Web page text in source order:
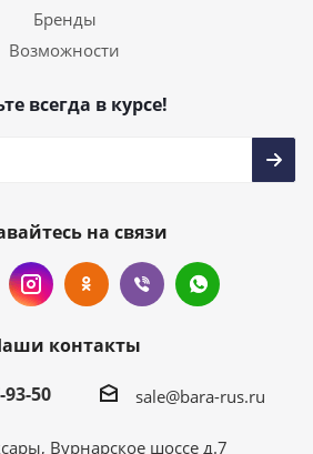
Бренды
Возможности
всегда в курсе!
на связи
контакты
93-50
sale@bara-rus.ru
Вурнарское шоссе д.7